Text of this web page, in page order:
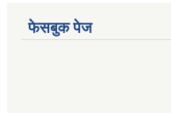
फेसबुक पेज